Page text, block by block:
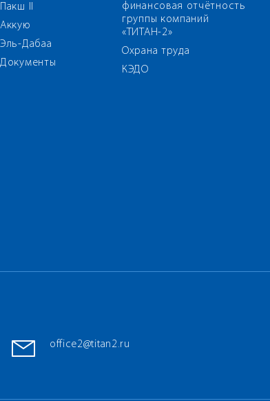
Пакш II
Аккую
Эль-Дабаа
Документы
финансовая отчётность
группы компаний
«ТИТАН-2»
Охрана труда
КЭДО
office2@titan2.ru